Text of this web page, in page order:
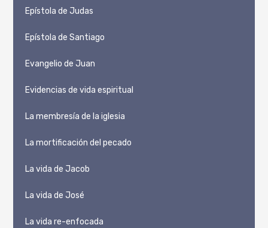
Epístola de Judas
Epístola de Santiago
Evangelio de Juan
Evidencias de vida espiritual
La membresía de la iglesia
La mortificación del pecado
La vida de Jacob
La vida de José
La vida re-enfocada